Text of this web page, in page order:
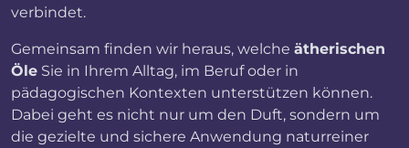
verbindet.
Gemeinsam finden wir heraus, welche ätherischen
Öle Sie in Ihrem Alltag, im Beruf oder in
pädagogischen Kontexten unterstützen können.
Dabei geht es nicht nur um den Duft, sondern um
die gezielte und sichere Anwendung naturreiner